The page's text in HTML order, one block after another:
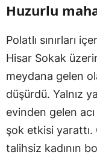
Huzurlu
Polatlı sınırları
Hisar Sokak
meydana gelen
düşürdü. Yalnız
evinden gelen
şok etkisi
talihsiz kadının